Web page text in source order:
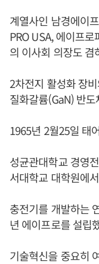
계열사인 남경에이
PRO USA, 에이프
의 이사회 의장도 겸
2차전지 활성화 장
질화갈륨(GaN) 반
1965년 2월25일 태
성균관대학교 경영
서대학교 대학원에
충전기를 개발하는
년 에이프로를 설립
기술혁신을 중요히